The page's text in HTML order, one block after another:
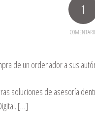
1
de un ordenador a sus
soluciones de asesoría
[…]